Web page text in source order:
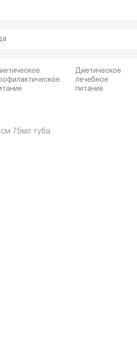
Диетическое
лечебное
питание
75мл туба